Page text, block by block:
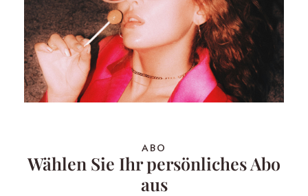
ABO
Wählen Sie Ihr persönliches Abo
aus